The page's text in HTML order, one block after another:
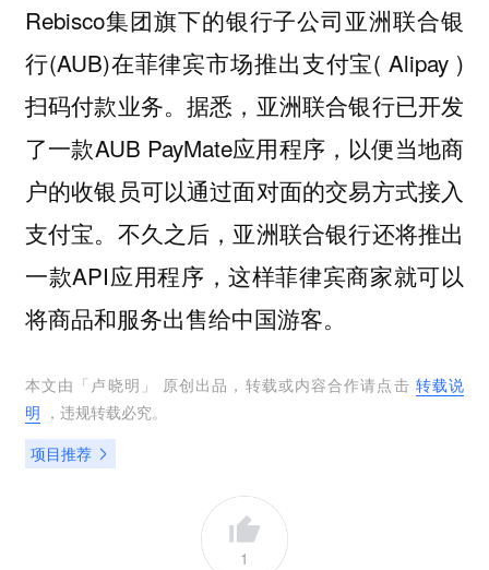
Rebisco集团旗下的银行子公司亚洲联合银
行(AUB)在菲律宾市场推出支付宝( Alipay )
扫码付款业务。据悉，亚洲联合银行已开发
了一款AUB PayMate应用程序，以便当地商
户的收银员可以通过面对面的交易方式接入
支付宝。不久之后，亚洲联合银行还将推出
一款API应用程序，这样菲律宾商家就可以
将商品和服务出售给中国游客。
本文由「 卢晓明 」 原创出品，转载或内容合作请点击 转载说
明 ，违规转载必究。
项目推荐
1